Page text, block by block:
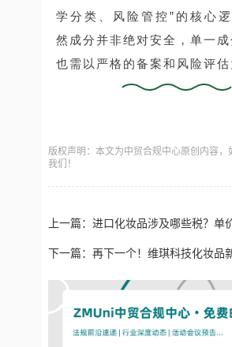
学分类、风险管控”的核心
然成分并非绝对安全，单一
也需以严格的备案和风险评估
版权声明：本文为中贸合规中心原创内容，
我们！
上一篇：
下一篇：